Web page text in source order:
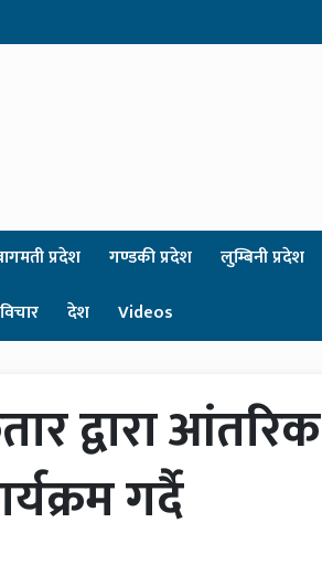
प्रदेश गण्डकी प्रदेश लुम्बिनी प्रदेश
विचार देश Videos
द्वारा आंतरिक
गर्दै